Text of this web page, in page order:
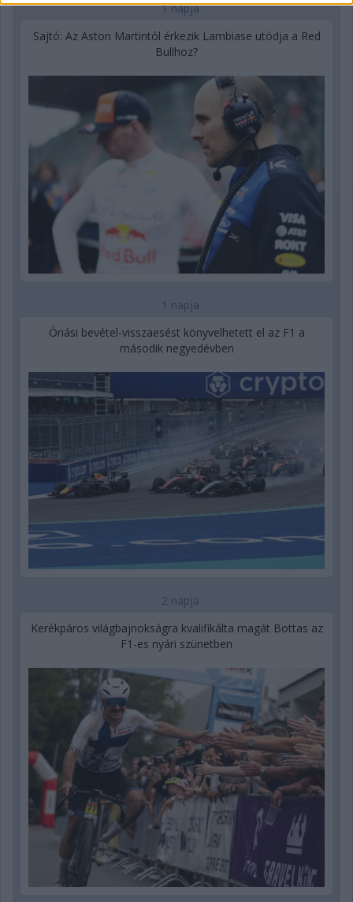
1 napja
Sajtó: Az Aston Martintól érkezik Lambiase utódja a Red
Bullhoz?
1 napja
Óriási bevétel-visszaesést könyvelhetett el az F1 a
második negyedévben
2 napja
Kerékpáros világbajnokságra kvalifikálta magát Bottas az
F1-es nyári szünetben